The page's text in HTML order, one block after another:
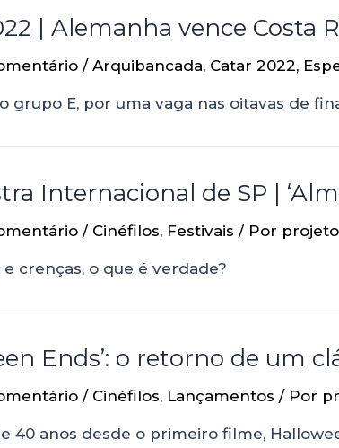
| Alemanha vence Costa
/ Arquibancada, Catar 2022,
grupo E, por uma vaga nas oitavas de
Internacional de SP |
/ Cinéfilos, Festivais / Por projeto
crenças, o que é verdade?
Ends’: o retorno de um
/ Cinéfilos, Lançamentos / Por
40 anos desde o primeiro filme,